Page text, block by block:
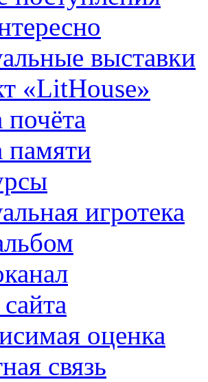
выставки
«LitHouse»
памяти
игротека
оценка
связь